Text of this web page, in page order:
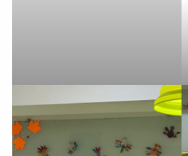
Você é aluno inFlux?
Não